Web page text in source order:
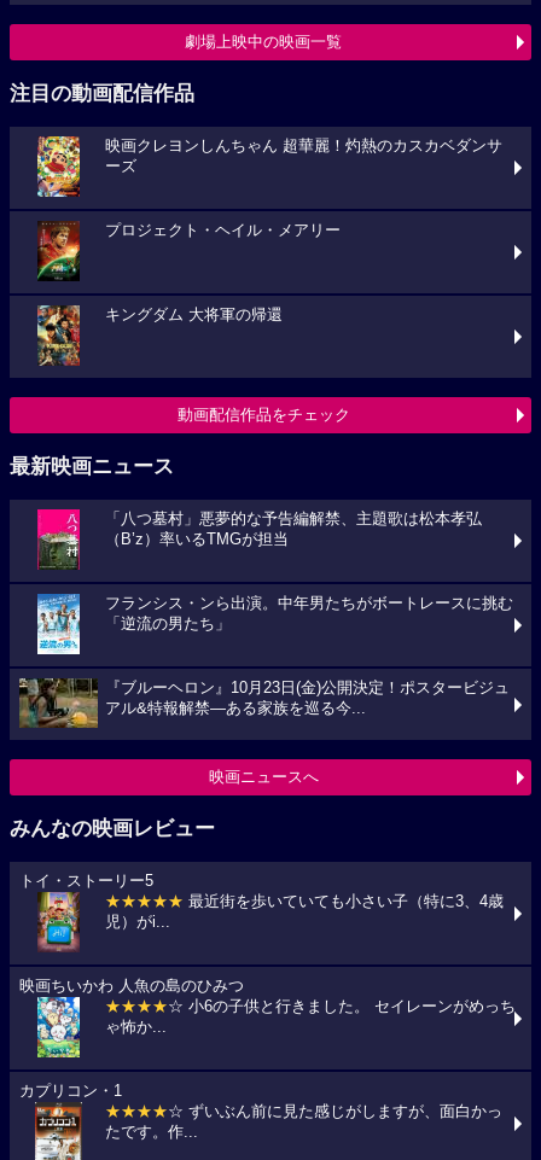
劇場上映中の映画一覧
注目の動画配信作品
映画クレヨンしんちゃん 超華麗！灼熱のカスカベダンサ
ーズ
プロジェクト・ヘイル・メアリー
キングダム 大将軍の帰還
動画配信作品をチェック
最新映画ニュース
「八つ墓村」悪夢的な予告編解禁、主題歌は松本孝弘
（B’z）率いるTMGが担当
フランシス・ンら出演。中年男たちがボートレースに挑む
「逆流の男たち」
『ブルーヘロン』10月23日(金)公開決定！ポスタービジュ
アル&特報解禁―ある家族を巡る今...
映画ニュースへ
みんなの映画レビュー
トイ・ストーリー5
★★★★★ 最近街を歩いていても小さい子（特に3、4歳
児）がi...
映画ちいかわ 人魚の島のひみつ
★★★★☆ 小6の子供と行きました。 セイレーンがめっち
ゃ怖か...
カプリコン・1
★★★★☆ ずいぶん前に見た感じがしますが、面白かっ
たです。作...